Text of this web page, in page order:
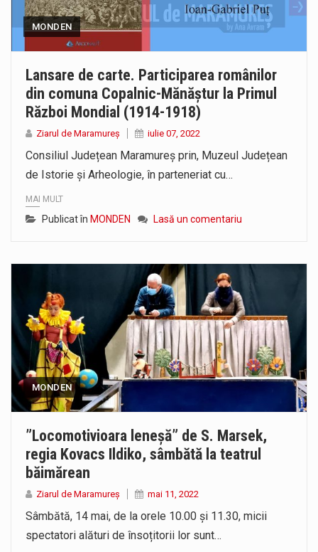
MONDEN
Lansare de carte. Participarea românilor
din comuna Copalnic-Mănăștur la Primul
Război Mondial (1914-1918)
Ziarul de Maramureș iulie 07, 2022
Consiliul Județean Maramureș prin, Muzeul Județean
de Istorie și Arheologie, în parteneriat cu…
MAI MULT
Publicat în MONDEN Lasă un comentariu
MONDEN
”Locomotivioara leneșă” de S. Marsek,
regia Kovacs Ildiko, sâmbătă la teatrul
băimărean
Ziarul de Maramureș mai 11, 2022
Sâmbătă, 14 mai, de la orele 10.00 și 11.30, micii
spectatori alături de însoțitorii lor sunt…